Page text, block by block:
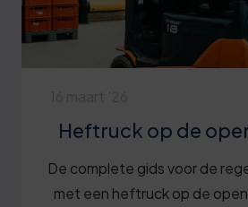
Heftruck op de
De complete gids voor de
met een heftruck op de